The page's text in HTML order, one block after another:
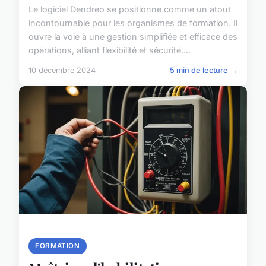
Le logiciel Dendreo se positionne comme un atout
incontournable pour les organismes de formation. Il
ouvre la voie à une gestion simplifiée et efficace des
opérations, alliant flexibilité et sécurité....
10 décembre 2024 5 min de lecture →
FORMATION